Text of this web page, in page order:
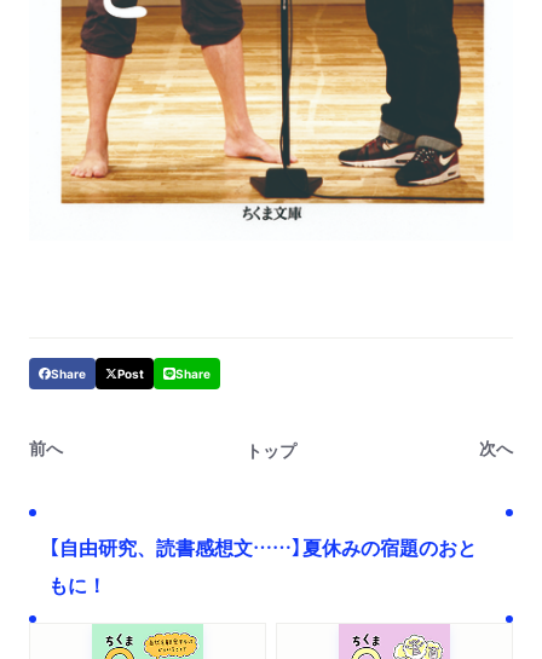
Share Post Share
前へ トップ 次へ
【自由研究、読書感想文……】夏休みの宿題のおと
もに！